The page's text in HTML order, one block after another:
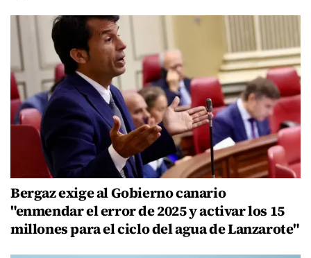
Bergaz exige al Gobierno canario
"enmendar el error de 2025 y activar los 15
millones para el ciclo del agua de Lanzarote"